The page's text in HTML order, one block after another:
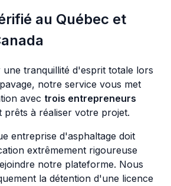
au Québec et
tranquillité d'esprit totale lors
notre service vous met
avec trois entrepreneurs
prêts à réaliser votre projet.
entreprise d'asphaltage doit
extrêmement rigoureuse
notre plateforme. Nous
la détention d'une licence